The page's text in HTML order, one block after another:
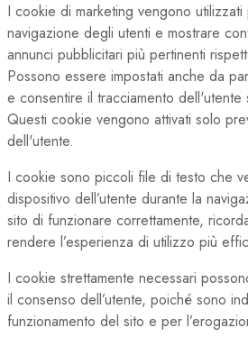
I cookie di marketing vengono
navigazione degli utenti e mostrare
annunci pubblicitari più pertinenti
Possono essere impostati anche da
e consentire il tracciamento dell'utente
Questi cookie vengono attivati solo
dell'utente.
I cookie sono piccoli file di testo che
dispositivo dell’utente durante la
sito di funzionare correttamente,
rendere l’esperienza di utilizzo più
I cookie strettamente necessari
il consenso dell’utente, poiché sono
funzionamento del sito e per